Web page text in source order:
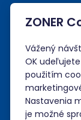
ZONER
Vážený
OK
použitím
Nastavenia
je možné